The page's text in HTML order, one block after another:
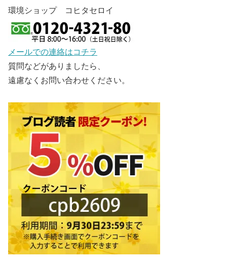
環境ショップ コヒタセロイ
メールでの連絡はコチラ
質問などがありましたら、
遠慮なくお問い合わせください。